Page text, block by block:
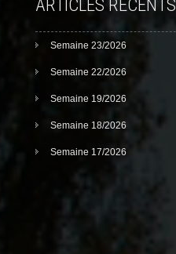
ARTICLES RÉCENTS
Semaine 23/2026
Semaine 22/2026
Semaine 19/2026
Semaine 18/2026
Semaine 17/2026